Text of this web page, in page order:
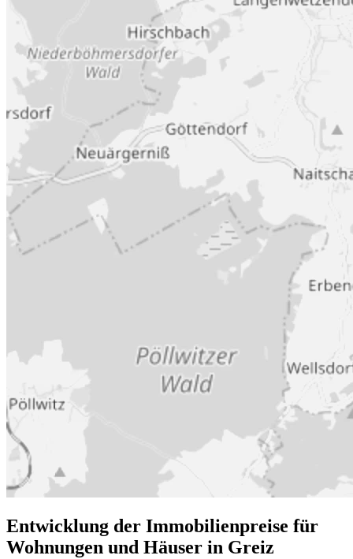
Entwicklung der Immobilienpreise für
Wohnungen und Häuser in Greiz